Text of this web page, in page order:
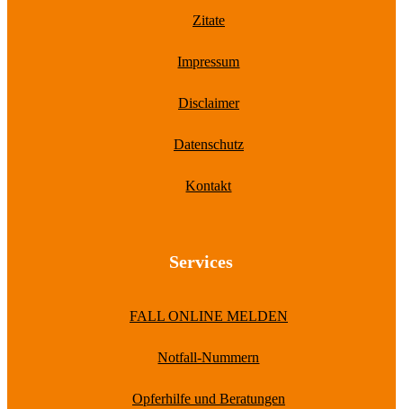
Zitate
Impressum
Disclaimer
Datenschutz
Kontakt
Services
FALL ONLINE MELDEN
Notfall-Nummern
Opferhilfe und Beratungen